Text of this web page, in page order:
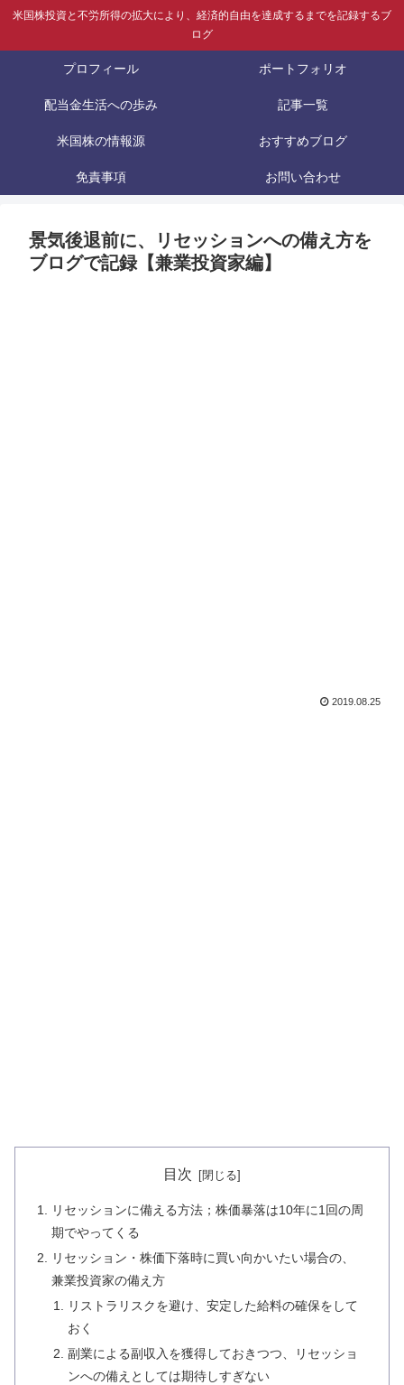
米国株投資と不労所得の拡大により、経済的自由を達成するまでを記録するブ
ログ
プロフィール ポートフォリオ
配当金生活への歩み 記事一覧
米国株の情報源 おすすめブログ
免責事項 お問い合わせ
景気後退前に、リセッションへの備え方を
ブログで記録【兼業投資家編】
2019.08.25
目次
リセッションに備える方法；株価暴落は10年に1回の周
期でやってくる
リセッション・株価下落時に買い向かいたい場合の、
兼業投資家の備え方
リストラリスクを避け、安定した給料の確保をして
おく
副業による副収入を獲得しておきつつ、リセッショ
ンへの備えとしては期待しすぎない